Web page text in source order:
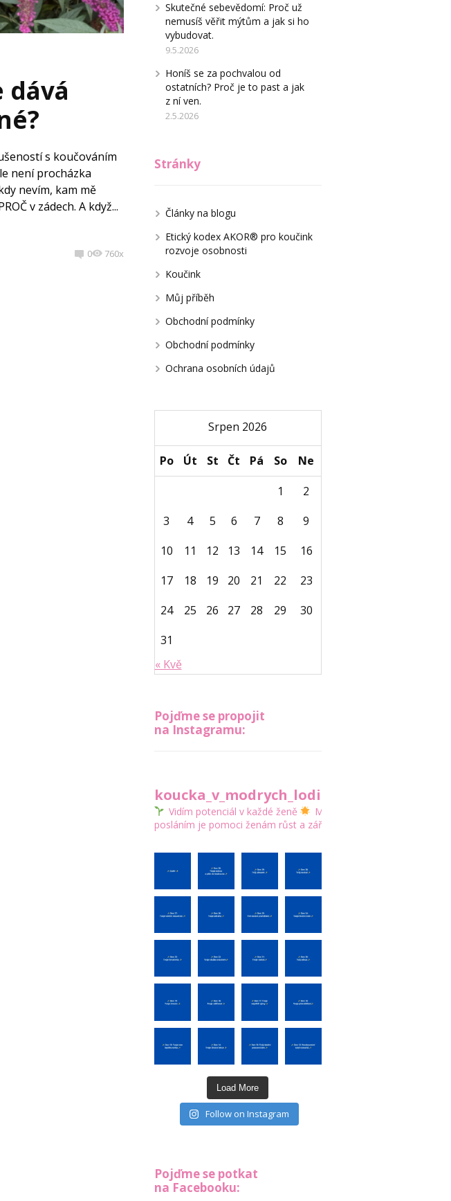
dává
s koučováním
není procházka
nevím, kam mě
v zádech. A když...
0 760x
Skutečné sebevědomí: Proč už
nemusíš věřit mýtům a jak si ho
vybudovat.
9.5.2026
Honíš se za pochvalou od
ostatních? Proč je to past a jak
z ní ven.
2.5.2026
Stránky
Články na blogu
Etický kodex AKOR® pro koučink
rozvoje osobnosti
Koučink
Můj příběh
Obchodní podmínky
Obchodní podmínky
Ochrana osobních údajů
Srpen 2026
Po Út St Čt Pá So
Ne
1
2
3
4 5 6 7 8
9
10
11 12 13 14 15
16
17
18 19 20 21 22
23
24
25 26 27 28 29
30
31
« Kvě
Pojďme se propojit
na Instagramu:
koucka_v_modrych_lodickach
Vidím potenciál v každé ženě
Mým
posláním je pomoci ženám růst a zářit
Load More
Follow on Instagram
Pojďme se potkat
na Facebooku: